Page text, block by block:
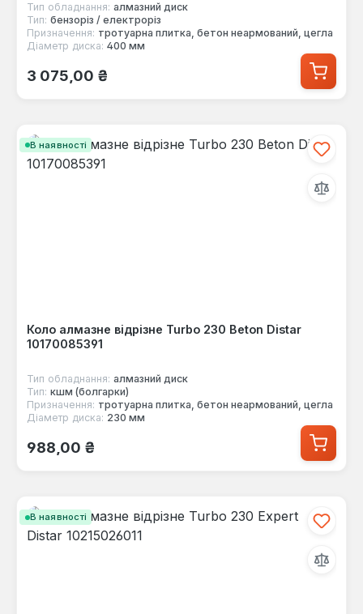
Тип обладнання: алмазний диск
Тип: бензоріз / електроріз
Призначення: тротуарна плитка, бетон неармований, цегла
Діаметр диска: 400 мм
Звичайна ціна:
3 075,00 ₴
В наявності
Коло алмазне відрізне Turbo 230 Beton Distar
10170085391
Тип обладнання: алмазний диск
Тип: кшм (болгарки)
Призначення: тротуарна плитка, бетон неармований, цегла
Діаметр диска: 230 мм
Звичайна ціна:
988,00 ₴
В наявності